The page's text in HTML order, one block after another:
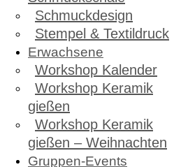
Schmuckdesign
Stempel & Textildruck
Erwachsene
Workshop Kalender
Workshop Keramik
gießen
Workshop Keramik
gießen – Weihnachten
Gruppen-Events